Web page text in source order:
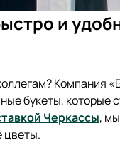
и
Компания
букеты, которые
Черкассы,
цветы.